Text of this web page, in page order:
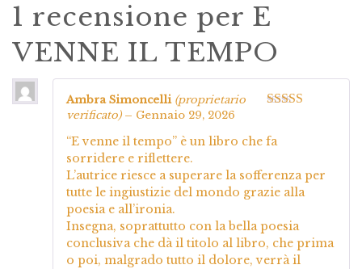
1 recensione per E
VENNE IL TEMPO
Ambra Simoncelli (proprietario
verificato) – Gennaio 29, 2026
“E venne il tempo” è un libro che fa
sorridere e riflettere.
L’autrice riesce a superare la sofferenza per
tutte le ingiustizie del mondo grazie alla
poesia e all’ironia.
Insegna, soprattutto con la bella poesia
conclusiva che dà il titolo al libro, che prima
o poi, malgrado tutto il dolore, verrà il